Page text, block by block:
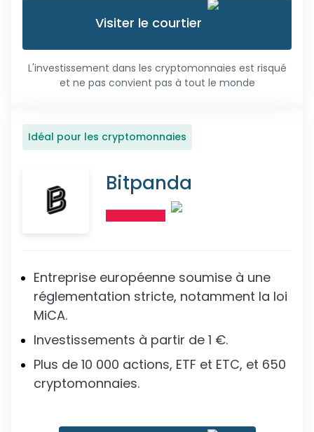
Visiter le courtier
L'investissement dans les cryptomonnaies est risqué
et ne pas convient pas à tout le monde
Idéal pour les cryptomonnaies
Bitpanda
Entreprise européenne soumise à une
réglementation stricte, notamment la loi
MiCA.
Investissements à partir de 1 €.
Plus de 10 000 actions, ETF et ETC, et 650
cryptomonnaies.